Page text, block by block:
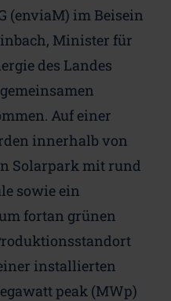
(enviaM) im Beisein
Minister für
des Landes
Auf einer
innerhalb von
Solarpark mit rund
sowie ein
fortan grünen
installierten
peak (MWp)